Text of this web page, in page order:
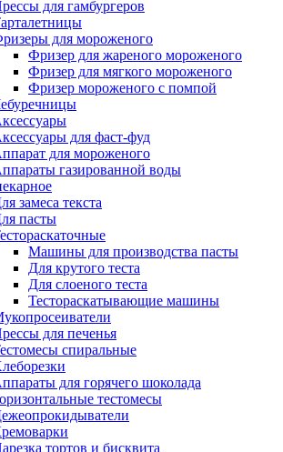
для гамбургеров
для мороженого
Фризер для жареного мороженого
Фризер для мягкого мороженого
Фризер мороженого с помпой
для фаст-фуд
для мороженого
газированной воды
замеса текста
пасты
Машины для производства пасты
Для крутого теста
Для слоеного теста
Тестораскатывающие машины
для печенья
спиральные
для горячего шоколада
тестомесы
тортов и бисквита